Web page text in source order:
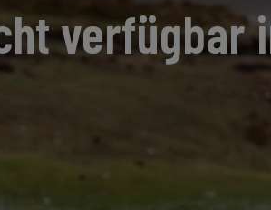
Read more
Read more
Read more
Read more
Read more
verfügbar